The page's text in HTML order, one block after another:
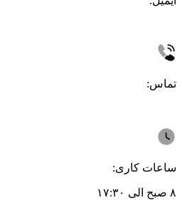
تماس:
ساعات کاری:
۸ صبح الی ۱۷:۳۰